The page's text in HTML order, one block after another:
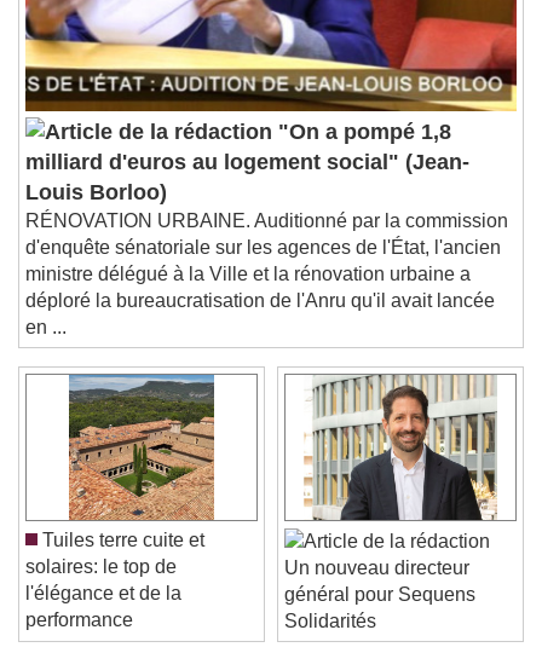
Subtitles
subtitles settings, opens subtitles
settings dialog
subtitles off, selected
Audio Track
Picture-in-Picture
Fullscreen
This is a modal window.
Beginning of dialog window. Escape will cancel
and close the window.
Text
Color Opacity
Text Background
Color
Caption Area Background
Color Opacity
Font Size
Text Edge Style
"On a pompé 1,8
milliard d'euros au logement social" (Jean-
Louis Borloo)
RÉNOVATION URBAINE. Auditionné par la commission
d'enquête sénatoriale sur les agences de l'État, l'ancien
ministre délégué à la Ville et la rénovation urbaine a
déploré la bureaucratisation de l'Anru qu'il avait lancée
en ...
Tuiles terre cuite et
solaires: le top de
l'élégance et de la
performance
Un nouveau directeur
général pour Sequens
Solidarités